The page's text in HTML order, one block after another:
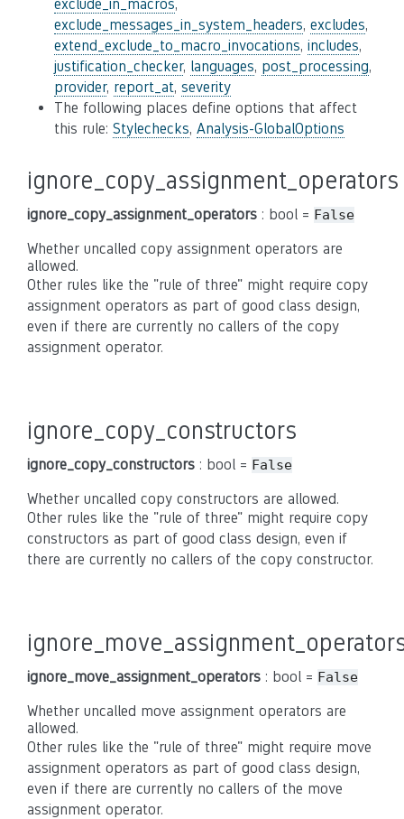
exclude_in_macros,
exclude_messages_in_system_headers, excludes,
extend_exclude_to_macro_invocations, includes,
justification_checker, languages, post_processing,
provider, report_at, severity
The following places define options that affect
this rule: Stylechecks, Analysis-GlobalOptions
ignore_copy_assignment_operators
ignore_copy_assignment_operators : bool = False
Whether uncalled copy assignment operators are
allowed.
Other rules like the "rule of three" might require copy
assignment operators as part of good class design,
even if there are currently no callers of the copy
assignment operator.
ignore_copy_constructors
ignore_copy_constructors : bool = False
Whether uncalled copy constructors are allowed.
Other rules like the "rule of three" might require copy
constructors as part of good class design, even if
there are currently no callers of the copy constructor.
ignore_move_assignment_operators : bool = False
Whether uncalled move assignment operators are
allowed.
Other rules like the "rule of three" might require move
assignment operators as part of good class design,
even if there are currently no callers of the move
assignment operator.